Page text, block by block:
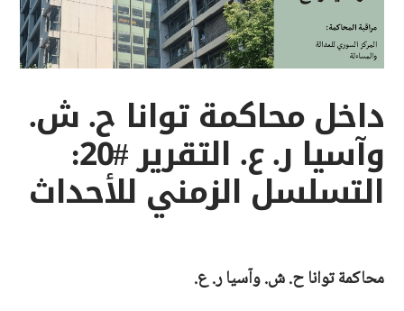
داخل محاكمة توانا ح. ش.
وآسيا ر. ع. التقرير #20:
التسلسل الزمني للأحداث
محاكمة توانا ح. ش. وآسيا ر. ع.